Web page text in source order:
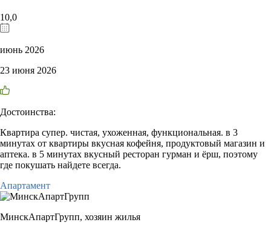
10,0
июнь 2026
23 июня 2026
Достоинства:
Квартира супер. чистая, ухоженная, функциональная. в 3
минутах от квартиры вкусная кофейня, продуктовый магазин и
аптека. в 5 минутах вкусный ресторан гурман и ёрш, поэтому
где покушать найдете всегда.
Апартамент
МинскАпартГрупп, хозяин жилья